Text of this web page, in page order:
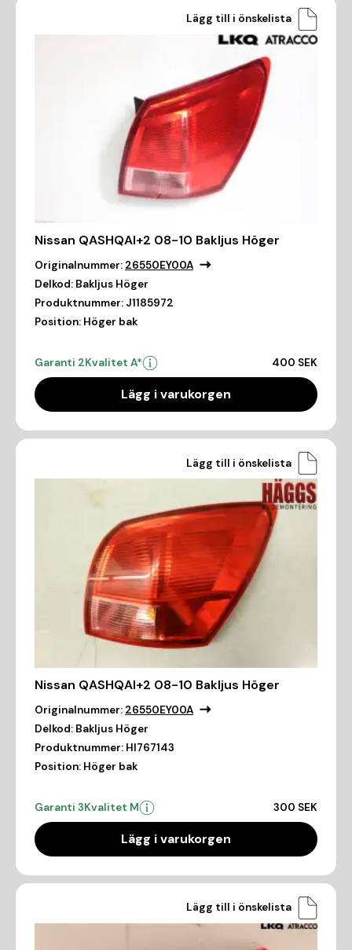
Lägg till i önskelista
Nissan QASHQAI+2 08-10 Bakljus Höger
Originalnummer: 26550EY00A
Delkod: Bakljus Höger
Produktnummer: J1185972
Position: Höger bak
Garanti 2Kvalitet A* 400 SEK
Lägg i varukorgen
Lägg till i önskelista
Nissan QASHQAI+2 08-10 Bakljus Höger
Originalnummer: 26550EY00A
Delkod: Bakljus Höger
Produktnummer: HI767143
Position: Höger bak
Garanti 3Kvalitet M 300 SEK
Lägg i varukorgen
Lägg till i önskelista